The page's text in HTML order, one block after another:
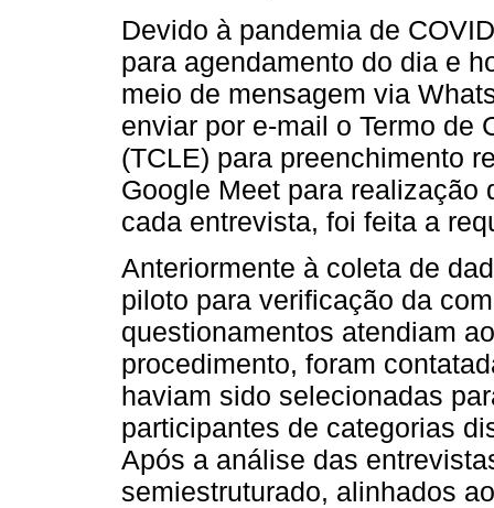
Devido à pandemia de
para agendamento do dia e
meio de mensagem via
enviar por e-mail o Termo de
(TCLE) para preenchimento
Google Meet para
cada entrevista, foi feita a
Anteriormente à coleta de
piloto para verificação da
questionamentos atendiam
procedimento, foram
haviam sido selecionadas
participantes de categorias
Após a análise das
semiestruturado, alinhados